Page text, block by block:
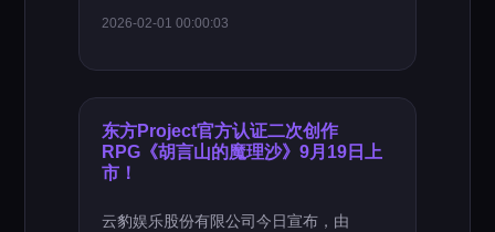
2026-02-01 00:00:03
东方Project官方认证二次创作
RPG《胡言山的魔理沙》9月19日上
市！
云豹娱乐股份有限公司今日宣布，由